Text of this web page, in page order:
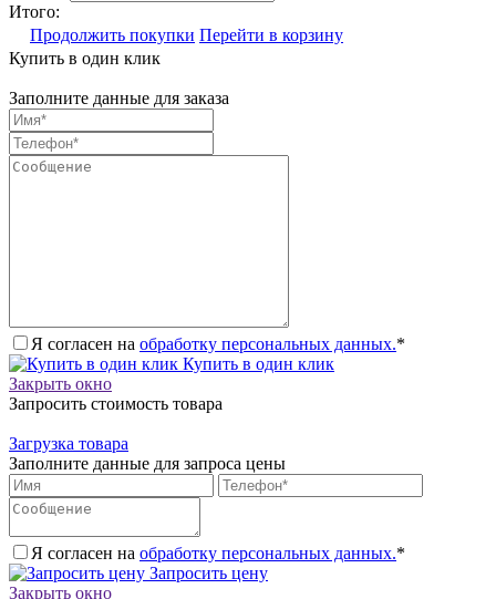
Итого:
Продолжить покупки Перейти в корзину
Купить в один клик
Заполните данные для заказа
Я согласен на обработку персональных данных.*
Купить в один клик
Закрыть окно
Запросить стоимость товара
Загрузка товара
Заполните данные для запроса цены
Я согласен на обработку персональных данных.*
Запросить цену
Закрыть окно